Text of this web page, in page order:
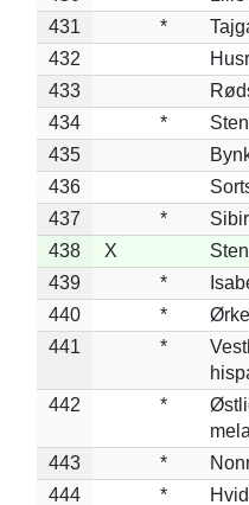
431
*
432
433
434
*
435
436
437
*
438
X
439
*
440
*
441
*
442
*
443
*
444
*